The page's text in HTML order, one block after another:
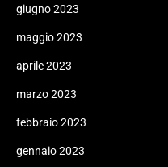
giugno 2023
maggio 2023
aprile 2023
marzo 2023
febbraio 2023
gennaio 2023